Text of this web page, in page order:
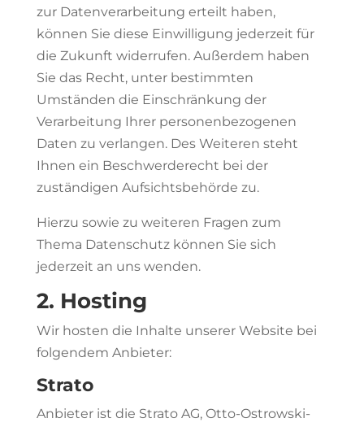
zur Datenverarbeitung erteilt haben,
können Sie diese Einwilligung jederzeit für
die Zukunft widerrufen. Außerdem haben
Sie das Recht, unter bestimmten
Umständen die Einschränkung der
Verarbeitung Ihrer personenbezogenen
Daten zu verlangen. Des Weiteren steht
Ihnen ein Beschwerderecht bei der
zuständigen Aufsichtsbehörde zu.
Hierzu sowie zu weiteren Fragen zum
Thema Datenschutz können Sie sich
jederzeit an uns wenden.
2. Hosting
Wir hosten die Inhalte unserer Website bei
folgendem Anbieter:
Strato
Anbieter ist die Strato AG, Otto-Ostrowski-